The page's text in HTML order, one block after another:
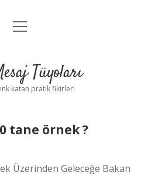
Anasayfa
Uyarı
menüyü
Tüyoları
katan pratik fikirler!
tane örnek ?
Üzerinden Geleceğe Bakan